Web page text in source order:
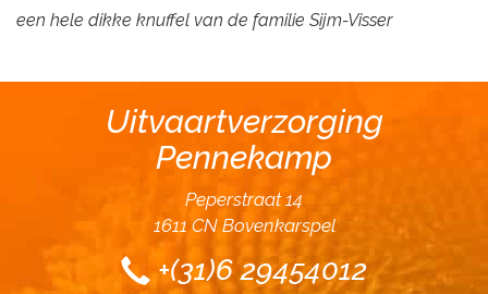
een hele dikke knuffel van de familie Sijm-Visser
Uitvaartverzorging
Pennekamp
Peperstraat 14
1611 CN Bovenkarspel
+(31)6 29454012